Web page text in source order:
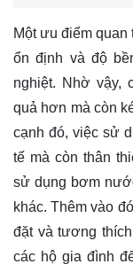
Một ưu điểm quan
ổn định và độ
nghiệt. Nhờ vậy,
quả hơn mà còn
cạnh đó, việc sử
tế mà còn thân
sử dụng bơm
khác. Thêm vào
đặt và tương
các hộ gia đình